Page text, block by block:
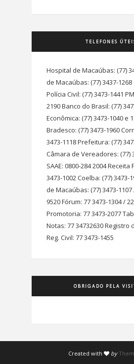
TELEFONES
Hospital de Macaúbas: (77)
de Macaúbas: (77) 3437-1268
Polícia Civil: (77) 3473-1441
2190 Banco do Brasil: (77)
Econômica: (77) 3473-1040 e
Bradesco: (77) 3473-1960
3473-1118 Prefeitura: (77)
Câmara de Vereadores: (77)
SAAE: 0800-284 2004 Receita
3473-1002 Coelba: (77) 3473-
de Macaúbas: (77) 3473-1107
9520 Fórum: 77 3473-1304 /
Promotoria: 77 3473-2077
Notas: 77 34732630 Registro
Reg. Civil: 77 3473-1455
OBRIGADO PELA
Created with by